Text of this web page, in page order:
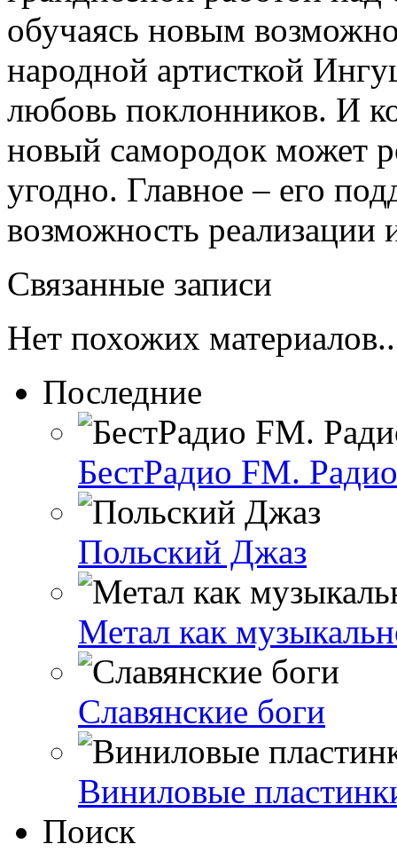
обучаясь новым
народной артисткой
любовь поклонников. И
новый самородок может
угодно. Главное – его
возможность реализации
Связанные записи
Нет похожих
Последние
БестРадио FM.
Польский Джаз
Метал как
Славянские боги
Виниловые
Поиск